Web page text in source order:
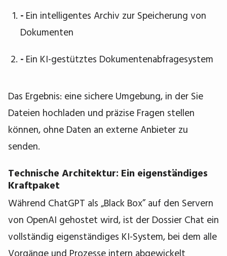
- Ein intelligentes Archiv zur Speicherung von
Dokumenten
- Ein KI-gestütztes Dokumentenabfragesystem
Das Ergebnis: eine sichere Umgebung, in der Sie
Dateien hochladen und präzise Fragen stellen
können, ohne Daten an externe Anbieter zu
senden.
Technische Architektur: Ein eigenständiges
Kraftpaket
Während ChatGPT als „Black Box” auf den Servern
von OpenAI gehostet wird, ist der Dossier Chat ein
vollständig eigenständiges KI-System, bei dem alle
Vorgänge und Prozesse intern abgewickelt